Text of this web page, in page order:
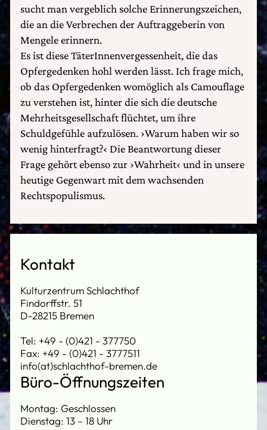
sucht man vergeblich solche Erinnerungszeichen,
die an die Verbrechen der Auftraggeberin von
Mengele erinnern.
Es ist diese TäterInnenvergessenheit, die das
Opfergedenken hohl werden lässt. Ich frage mich,
ob das Opfergedenken womöglich als Camouflage
zu verstehen ist, hinter die sich die deutsche
Mehrheitsgesellschaft flüchtet, um ihre
Schuldgefühle aufzulösen. ›Warum haben wir so
wenig hinterfragt?‹ Die Beantwortung dieser
Frage gehört ebenso zur ›Wahrheit‹ und in unsere
heutige Gegenwart mit dem wachsenden
Rechtspopulismus.
Kontakt
Kulturzentrum Schlachthof
Findorffstr. 51
D-28215 Bremen
Tel: +49 - (0)421 - 377750
Fax: +49 - (0)421 - 3777511
info(at)schlachthof-bremen.de
Büro-Öffnungszeiten
Montag: Geschlossen
Dienstag: 13 – 18 Uhr